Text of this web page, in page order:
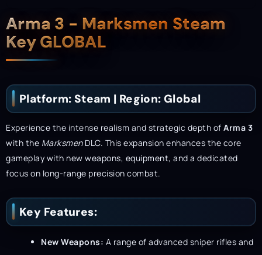
Description
Arma 3 - Marksmen Steam
Key GLOBAL
Platform: Steam | Region: Global
Experience the intense realism and strategic depth of Arma 3
with the MarksmenDLC. This expansion enhances the core
gameplay with new weapons, equipment, and a dedicated
focus on long-range precision combat.
Key Features:
New Weapons: A range of advanced sniper rifles and